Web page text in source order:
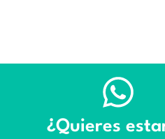
¿Quieres